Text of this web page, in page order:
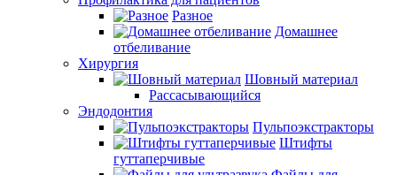
Разное
Домашнее
отбеливание
Хирургия
Шовный материал
Рассасывающийся
Эндодонтия
Пульпоэкстракторы
Штифты
гуттаперчивые